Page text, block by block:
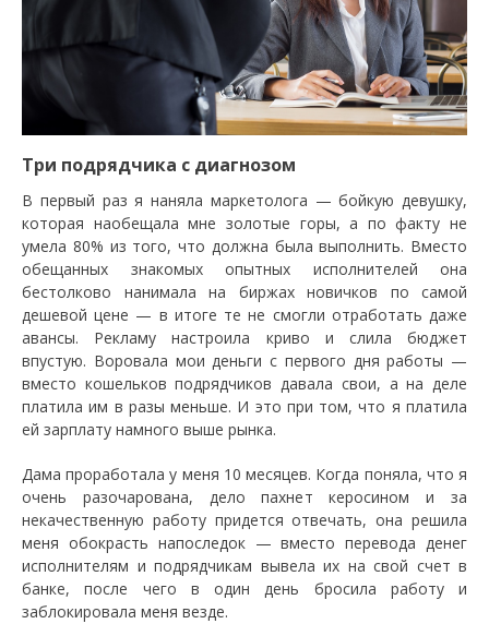
Три подрядчика с диагнозом
В первый раз я наняла маркетолога — бойкую девушку,
которая наобещала мне золотые горы, а по факту не
умела 80% из того, что должна была выполнить. Вместо
обещанных знакомых опытных исполнителей она
бестолково нанимала на биржах новичков по самой
дешевой цене — в итоге те не смогли отработать даже
авансы. Рекламу настроила криво и слила бюджет
впустую. Воровала мои деньги с первого дня работы —
вместо кошельков подрядчиков давала свои, а на деле
платила им в разы меньше. И это при том, что я платила
ей зарплату намного выше рынка.
Дама проработала у меня 10 месяцев. Когда поняла, что я
очень разочарована, дело пахнет керосином и за
некачественную работу придется отвечать, она решила
меня обокрасть напоследок — вместо перевода денег
исполнителям и подрядчикам вывела их на свой счет в
банке, после чего в один день бросила работу и
заблокировала меня везде.